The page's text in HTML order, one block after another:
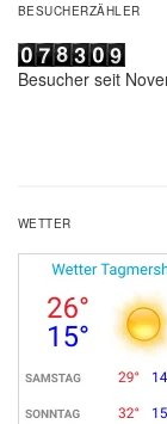
BESUCHERZÄHLER
Besucher seit
WETTER